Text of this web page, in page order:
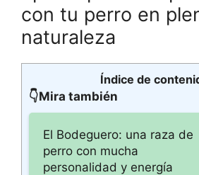
con tu perro en
naturaleza
Índice de
👇Mira también
El Bodeguero: una raza de
perro con mucha
personalidad y energía